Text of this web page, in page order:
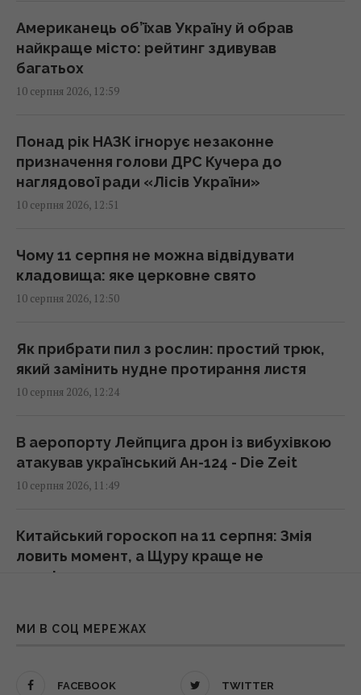
РФ хоче відновити механізовані штурми на
фронті: в ISW розкрили, наскільки це
можливо
13:34 понеділок, 10 серпня 2026
Складаю листя вишні в пакет і в морозилку:
взимку воно допомагає краще, ніж мед і
лимон
13:30 понеділок, 10 серпня 2026
USB-C у смартфоні вміє більше, ніж просто
заряджати: 8 корисних функцій
13:30 понеділок, 10 серпня 2026
С-300 не замінить Patriot, але може
підсилити нашу систему ППО, - Тимочко
13:19 понеділок, 10 серпня 2026
Електромобілі швидко втрачають у
вартості: експерт назвав головну причину
13:17 понеділок, 10 серпня 2026
Монатік публічно звернувся до дружини та
показав їхні нові фото
13:13 понеділок, 10 серпня 2026
Росія планує запускати до 200 балістичних
Американець об’їхав Україну й обрав
найкраще місто: рейтинг здивував
багатьох
10 серпня 2026, 12:59
Понад рік НАЗК ігнорує незаконне
призначення голови ДРС Кучера до
наглядової ради «Лісів України»
10 серпня 2026, 12:51
Чому 11 серпня не можна відвідувати
кладовища: яке церковне свято
10 серпня 2026, 12:50
Як прибрати пил з рослин: простий трюк,
який замінить нудне протирання листя
10 серпня 2026, 12:24
В аеропорту Лейпцига дрон із вибухівкою
атакував український Ан-124 - Die Zeit
10 серпня 2026, 11:49
Китайський гороскоп на 11 серпня: Змія
ловить момент, а Щуру краще не
поспішати
помідорів
МИ В СОЦ МЕРЕЖАХ
FACEBOOK TWITTER